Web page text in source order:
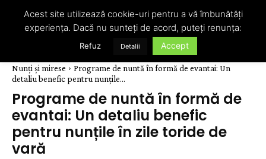
Nunți și mirese
Programe de nuntă în formă de evantai: Un
detaliu benefic pentru nunțile...
Programe de nuntă în formă de
evantai: Un detaliu benefic
pentru nunțile în zile toride de
vară
Acest site utilizează cookie-uri pentru a vă îmbunătăți
experiența. Dacă nu sunteți de acord, puteți renunța:
Refuz Detalii Accept